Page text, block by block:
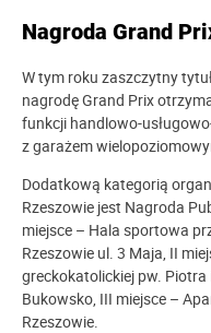
Nagroda Grand
W tym roku zaszczytny
nagrodę Grand Prix
funkcji handlowo-
z garażem
Dodatkową kategorią
Rzeszowie jest Nagroda
miejsce – Hala sportowa
Rzeszowie ul. 3 Maja, II
greckokatolickiej pw.
Bukowsko, III miejsce –
Rzeszowie.